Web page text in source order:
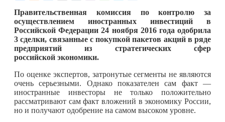
Правительственная комиссия по контролю за
осуществлением иностранных инвестиций в
Российской Федерации 24 ноября 2016 года одобрила
3 сделки, связанные с покупкой пакетов акций в ряде
предприятий из стратегических сфер
российской экономики.
По оценке экспертов, затронутые сегменты не являются
очень серьезными. Однако показателен сам факт —
иностранные инвесторы не только положительно
рассматривают сам факт вложений в экономику России,
но и получают одобрение на самом высоком уровне.